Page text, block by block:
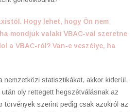
Hogy lehet, hogy Ön nem
mondjuk valaki VBAC-val szeretne
a VBAC-ról? Van-e veszélye, ha
nemzetközi statisztikákat, akkor kiderül,
oly rettegett hegszétválásnak az
törvények szerint pedig csak azokról az